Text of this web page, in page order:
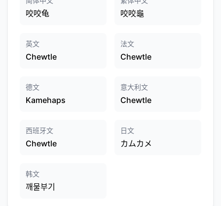
咬咬龟 咬咬龜
英文
Chewtle
法文
Chewtle
德文
Kamehaps
意大利文
Chewtle
西班牙文
Chewtle
日文
カムカメ
韩文
깨물부기